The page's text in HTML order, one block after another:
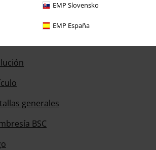
EMP Slovensko
EMP España
al Cliente
generales
BSC